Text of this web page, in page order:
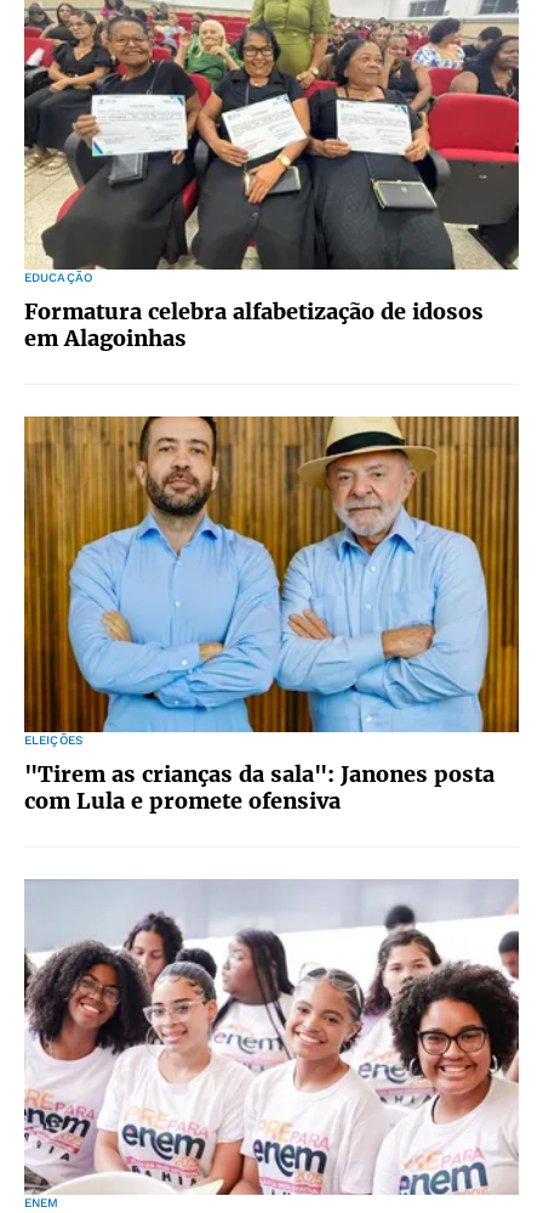
EDUCAÇÃO
Formatura celebra alfabetização de idosos
em Alagoinhas
ELEIÇÕES
"Tirem as crianças da sala": Janones posta
com Lula e promete ofensiva
ENEM